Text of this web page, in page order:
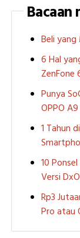
Bacaan
Beli yang
6 Hal
ZenFone
Punya
OPPO
1 Tahun
10
Versi
Rp3
Pro atau